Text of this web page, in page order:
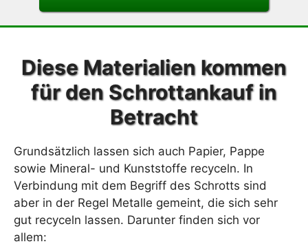
Diese Materialien kommen
für den Schrottankauf in
Betracht
Grundsätzlich lassen sich auch Papier, Pappe
sowie Mineral- und Kunststoffe recyceln. In
Verbindung mit dem Begriff des Schrotts sind
aber in der Regel Metalle gemeint, die sich sehr
gut recyceln lassen. Darunter finden sich vor
allem: